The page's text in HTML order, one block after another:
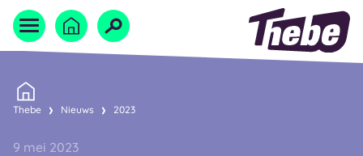
Home
Naar homepage
Thebe Nieuws 2023
9 mei 2023